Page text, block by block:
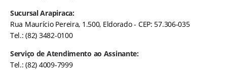
Sucursal Arapiraca:
Rua Maurício Pereira, 1.500, Eldorado - CEP: 57.306-035
Tel.: (82) 3482-0100
Serviço de Atendimento ao Assinante:
Tel.: (82) 4009-7999